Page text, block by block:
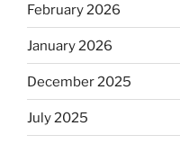
February 2026
January 2026
December 2025
July 2025